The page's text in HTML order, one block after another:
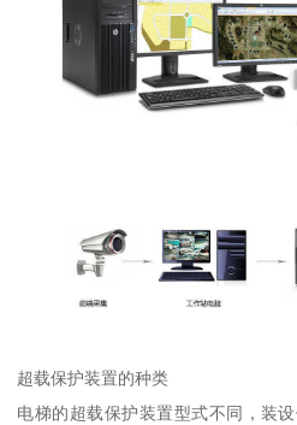
超载保护装置的种类
电梯的超载保护装置型式不同，装